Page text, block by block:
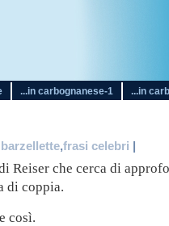
...in carbognanese-1 ...in
barzellette,frasi celebri |
Reiser che cerca di
di coppia.
così.